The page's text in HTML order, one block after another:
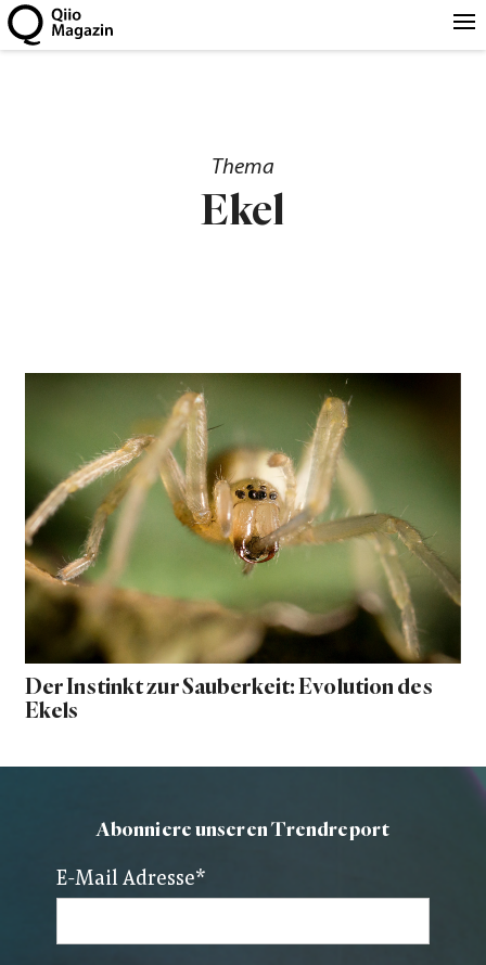
Thema
Ekel
Der Instinkt zur Sauberkeit: Evolution des
Ekels
Abonniere unseren Trendreport
E-Mail Adresse*